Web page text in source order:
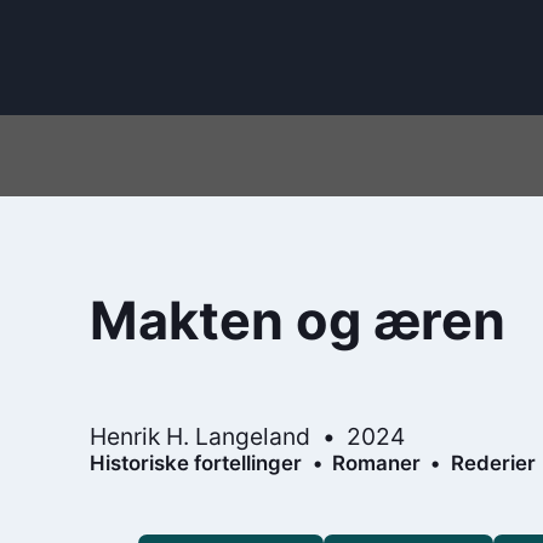
Makten og æren
Henrik H. Langeland 2024
Historiske fortellinger Romaner Rederier